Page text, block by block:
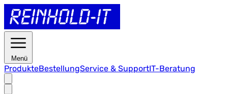
Menü
ProdukteBestellungService & SupportIT-Beratung